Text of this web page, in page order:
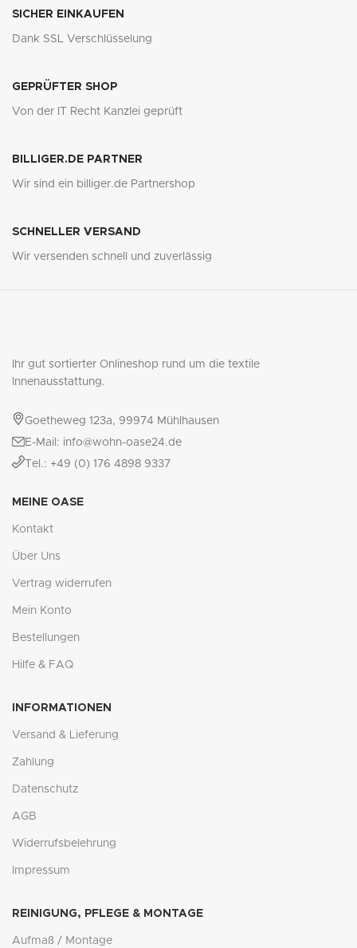
SICHER EINKAUFEN
Dank SSL Verschlüsselung
GEPRÜFTER SHOP
Von der IT Recht Kanzlei geprüft
BILLIGER.DE PARTNER
Wir sind ein billiger.de Partnershop
SCHNELLER VERSAND
Wir versenden schnell und zuverlässig
Ihr gut sortierter Onlineshop rund um die textile
Innenausstattung.
Goetheweg 123a, 99974 Mühlhausen
E-Mail: info@wohn-oase24.de
Tel.: +49 (0) 176 4898 9337
MEINE OASE
Kontakt
Über Uns
Vertrag widerrufen
Mein Konto
Bestellungen
Hilfe & FAQ
INFORMATIONEN
Versand & Lieferung
Zahlung
Datenschutz
AGB
Widerrufsbelehrung
Impressum
REINIGUNG, PFLEGE & MONTAGE
Aufmaß / Montage